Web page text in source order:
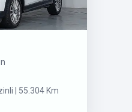
| 55.304 Km